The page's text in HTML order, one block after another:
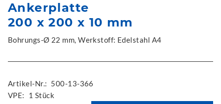
Ankerplatte
200 x 200 x 10 mm
Bohrungs-Ø 22 mm, Werkstoff: Edelstahl A4
Artikel-Nr.: 500-13-366
VPE:
1 Stück